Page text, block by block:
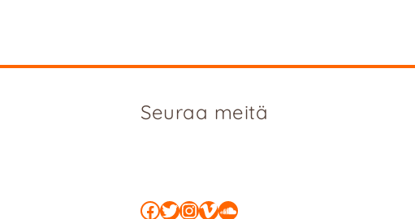
Seuraa meitä
Facebook
Twitter
Instagram
Vimeo
SoundCloud